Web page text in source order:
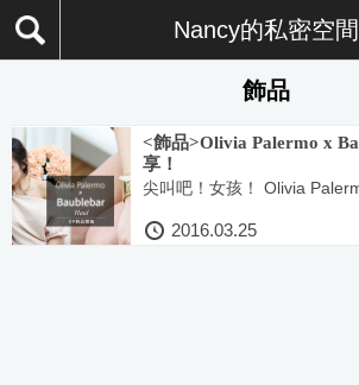
Nancy的私密空間
飾品
<飾品>Olivia Palermo x
享！
尖叫吧！女孩！ Olivia
2016.03.25